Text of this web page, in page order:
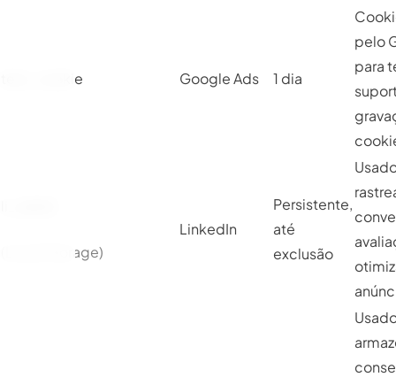
test_cookie Google Ads 1 dia
pelo
para
(Local Storage)
LinkedIn
Persistente,
até
exclusão